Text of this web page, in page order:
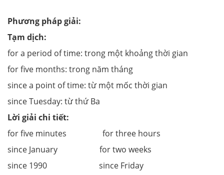
Phương pháp giải:
Tạm dịch:
for a period of time: trong một khoảng thời gian
for five months: trong năm tháng
since a point of time: từ một mốc thời gian
since Tuesday: từ thứ Ba
Lời giải chi tiết:
for five minutes for three hours
since January for two weeks
since 1990 since Friday